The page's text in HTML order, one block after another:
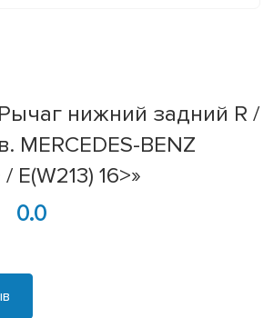
нижний задний R /
MERCEDES-BENZ
E(W213) 16>»
0.0